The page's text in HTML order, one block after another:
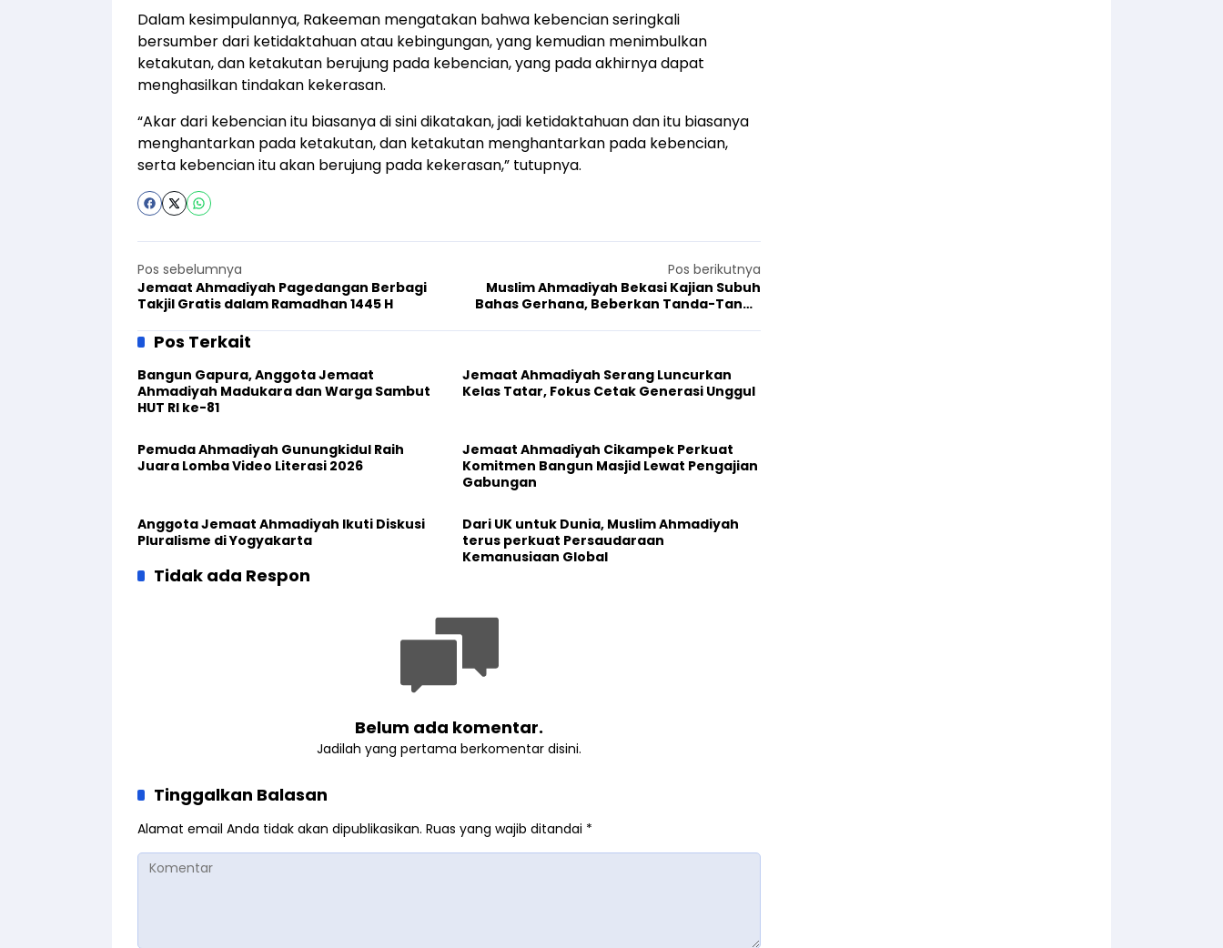
Dalam kesimpulannya, Rakeeman mengatakan bahwa kebencian seringkali
bersumber dari ketidaktahuan atau kebingungan, yang kemudian menimbulkan
ketakutan, dan ketakutan berujung pada kebencian, yang pada akhirnya dapat
menghasilkan tindakan kekerasan.
“Akar dari kebencian itu biasanya di sini dikatakan, jadi ketidaktahuan dan itu biasanya
menghantarkan pada ketakutan, dan ketakutan menghantarkan pada kebencian,
serta kebencian itu akan berujung pada kekerasan,” tutupnya.
Pos sebelumnya
Jemaat Ahmadiyah Pagedangan Berbagi
Takjil Gratis dalam Ramadhan 1445 H
Pos berikutnya
Muslim Ahmadiyah Bekasi Kajian Subuh
Bahas Gerhana, Beberkan Tanda-Tanda
Pos Terkait
Bangun Gapura, Anggota Jemaat
Ahmadiyah Madukara dan Warga Sambut
HUT RI ke-81
Jemaat Ahmadiyah Serang Luncurkan
Kelas Tatar, Fokus Cetak Generasi Unggul
Pemuda Ahmadiyah Gunungkidul Raih
Juara Lomba Video Literasi 2026
Jemaat Ahmadiyah Cikampek Perkuat
Komitmen Bangun Masjid Lewat Pengajian
Gabungan
Anggota Jemaat Ahmadiyah Ikuti Diskusi
Pluralisme di Yogyakarta
Dari UK untuk Dunia, Muslim Ahmadiyah
terus perkuat Persaudaraan
Kemanusiaan Global
Tidak ada Respon
Belum ada komentar.
Jadilah yang pertama berkomentar disini.
Tinggalkan Balasan
Alamat email Anda tidak akan dipublikasikan. Ruas yang wajib ditandai *